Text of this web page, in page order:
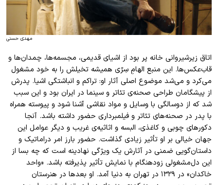
مهدی حسنی
اتاق زیرشیروانی‌ خانه پر بود از اشیای قدیمی، مجسمه‌ها، چمدان‌ها و
قاب‌عکس‌ها. این منبع الهامِ سِرّی همیشه تخیلش را به خود مشغول
می‌کرد و می‌شد موضوع اصلی آثار او: تراکم و انباشتگی اشیا. پدرش
از پیشگامان طراحی صحنه‌ی تئاتر و سینما در ایران بود و این سبب
شد که از دوسالگی با وسایل و مواد نقاشی آشنا شود و پیوسته همراه
با پدر در صحنه‌های تئاتر و فیلمبرداری حضور داشته باشد. آنجا
دکورهای چوبی و کاغذی، البسه و اثاثیه‌ی غریب و دیگر عوامل این
جهان خیالی بر او تأثیر زیادی گذاشت. حضور بارز امر دراماتیک و
داستان‌گویی ضمنی در آثارش یک ویژگی نهادینه است که ‌چه بسا از
این دل‌مشغولی زودهنگام با نمایش تأثیر پذیرفته باشد. «واحد
خاکدان» در ۱۳۲۹ در تهران به دنیا آمد. او بعدها در هنرستان